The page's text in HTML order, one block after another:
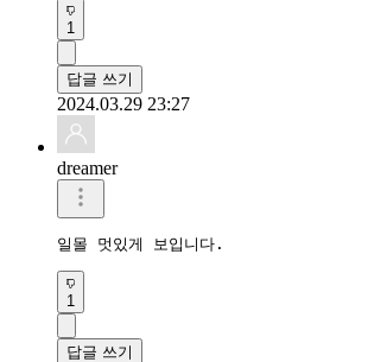
1
답글 쓰기
2024.03.29 23:27
dreamer
일몰 멋있게 보입니다.
1
답글 쓰기